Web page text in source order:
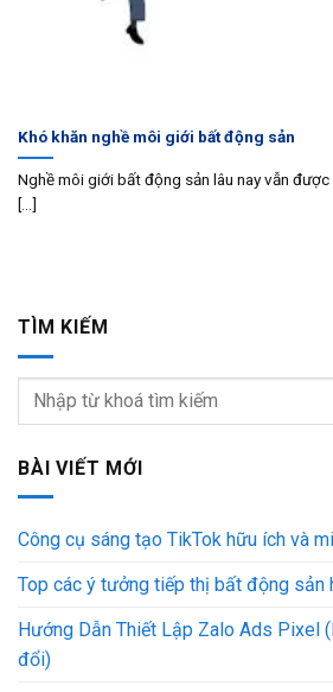
Khó khăn nghề môi giới bất động sản
Nghề môi giới bất động sản lâu nay vẫn
[...]
TÌM KIẾM
BÀI VIẾT MỚI
Công cụ sáng tạo TikTok hữu ích và
Top các ý tưởng tiếp thị bất động sản
Hướng Dẫn Thiết Lập Zalo Ads Pixel
đổi)